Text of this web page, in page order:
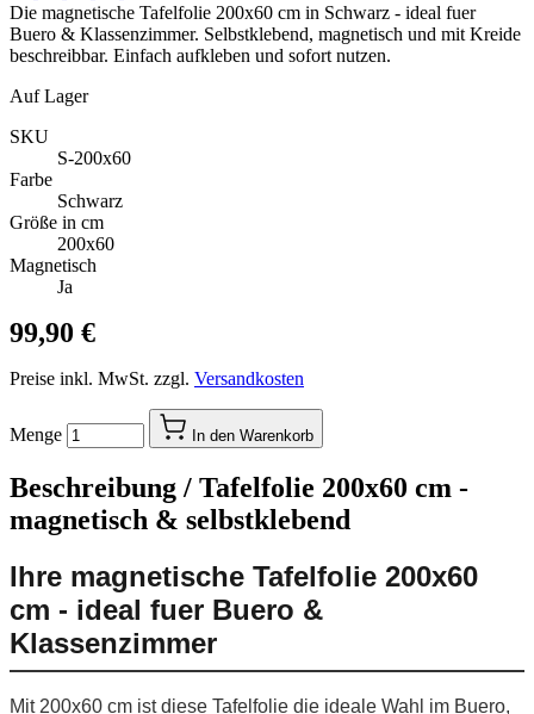
Die magnetische Tafelfolie 200x60 cm in Schwarz - ideal fuer
Buero & Klassenzimmer. Selbstklebend, magnetisch und mit Kreide
beschreibbar. Einfach aufkleben und sofort nutzen.
Auf Lager
SKU
S-200x60
Farbe
Schwarz
Größe in cm
200x60
Magnetisch
Ja
99,90 €
Preise inkl. MwSt. zzgl. Versandkosten
Menge In den Warenkorb
Beschreibung / Tafelfolie 200x60 cm -
magnetisch & selbstklebend
Ihre magnetische Tafelfolie 200x60
cm - ideal fuer Buero &
Klassenzimmer
Mit 200x60 cm ist diese Tafelfolie die ideale Wahl im Buero,